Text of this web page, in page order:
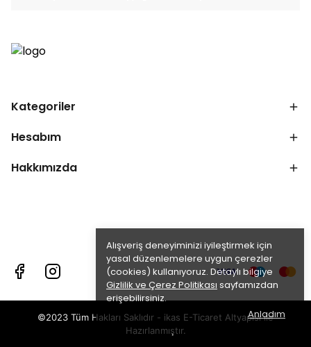
Alışveriş deneyiminizi iyileştirmek için
yasal düzenlemelere uygun çerezler
(cookies) kullanıyoruz. Detaylı bilgiye
Gizlilik ve Çerez Politikası sayfamızdan
erişebilirsiniz.
Anladım
Kategoriler
Hesabım
Hakkımızda
©2023 Tüm Hakları Saklıdır - ikas E-Ticaret Altyapısı ile
Hazırlanmıştır.